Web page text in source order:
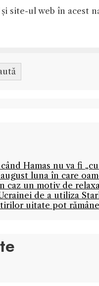
site-ul web în acest
Hamas nu va fi
luna în care
caz un motiv de
de a utiliza
uitate pot